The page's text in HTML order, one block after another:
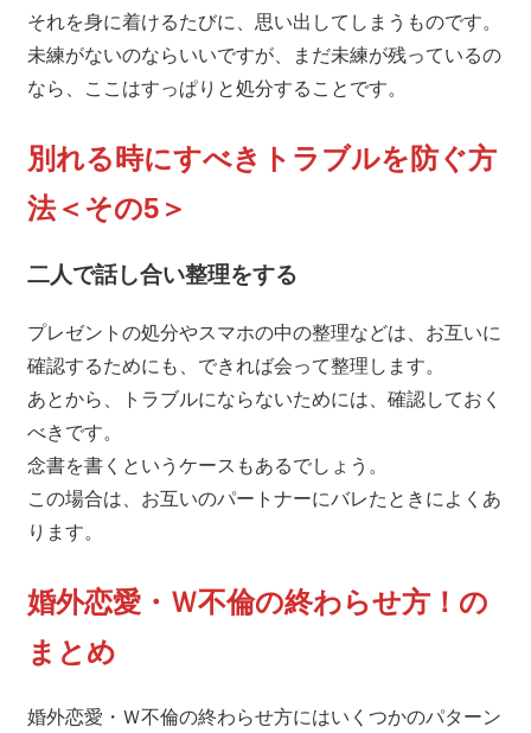
それを身に着けるたびに、思い出してしまうものです。
未練がないのならいいですが、まだ未練が残っているの
なら、ここはすっぱりと処分することです。
別れる時にすべきトラブルを防ぐ方
法＜その5＞
二人で話し合い整理をする
プレゼントの処分やスマホの中の整理などは、お互いに
確認するためにも、できれば会って整理します。
あとから、トラブルにならないためには、確認しておく
べきです。
念書を書くというケースもあるでしょう。
この場合は、お互いのパートナーにバレたときによくあ
ります。
婚外恋愛・Ｗ不倫の終わらせ方！の
まとめ
婚外恋愛・Ｗ不倫の終わらせ方にはいくつかのパターン